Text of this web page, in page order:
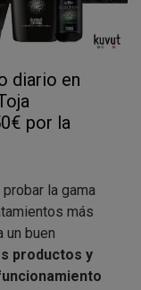
diario en
por la
la gama
más
un buen
productos y